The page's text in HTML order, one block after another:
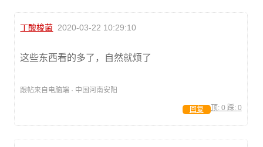
丁酸梭菌 2020-03-22 10:29:10
这些东西看的多了，自然就烦了
跟帖来自电脑端 · 中国河南安阳
顶: 0 踩: 0
回复